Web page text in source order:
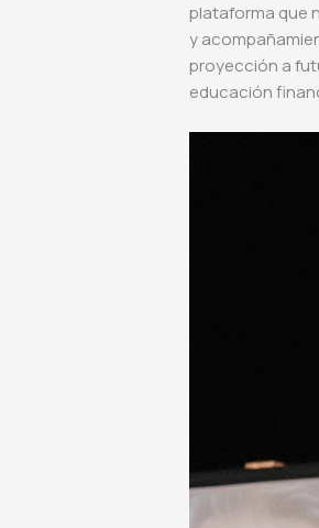
plataforma que
y
proyección a
educación